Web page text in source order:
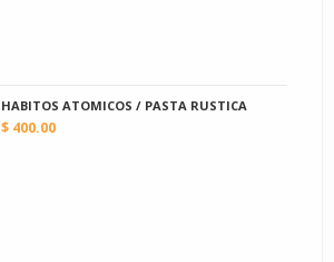
HABITOS ATOMICOS / PASTA RUSTICA
$ 400.00